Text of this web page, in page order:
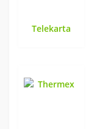
Telekarta